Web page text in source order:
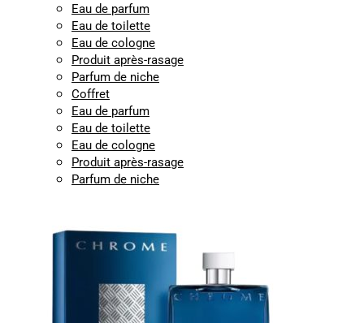
Eau de parfum
Eau de toilette
Eau de cologne
Produit après-rasage
Parfum de niche
Coffret
Eau de parfum
Eau de toilette
Eau de cologne
Produit après-rasage
Parfum de niche